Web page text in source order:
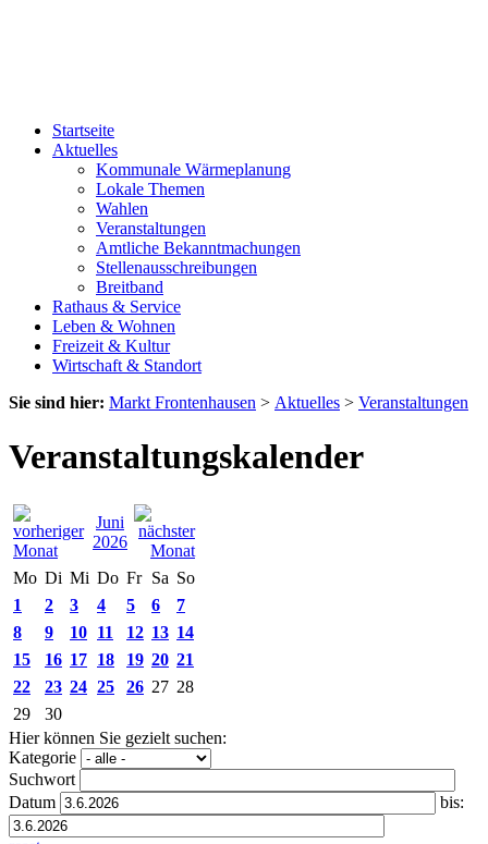
Startseite
Aktuelles
Kommunale Wärmeplanung
Lokale Themen
Wahlen
Veranstaltungen
Amtliche Bekanntmachungen
Stellenausschreibungen
Breitband
Rathaus & Service
Leben & Wohnen
Freizeit & Kultur
Wirtschaft & Standort
Sie sind hier: Markt Frontenhausen > Aktuelles > Veranstaltungen
Veranstaltungskalender
Juni
2026
Mo Di Mi Do Fr Sa So
1
2 3 4 5 6
7
8
9 10 11 12 13 14
15
16 17 18 19 20 21
22
23 24 25 26 27 28
29
30
Hier können Sie gezielt suchen:
Kategorie
Suchwort
Datum
bis: